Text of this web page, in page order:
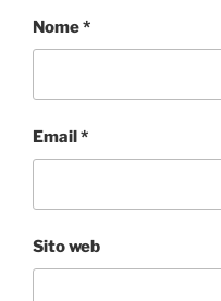
Nome*
Email*
Sito web